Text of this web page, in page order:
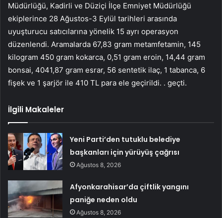
Müdürlüğü, Kadirli ve Düziçi İlçe Emniyet Müdürlüğü
ekiplerince 28 Ağustos-3 Eylül tarihleri ​​arasında
uyuşturucu satıcılarına yönelik 15 ayrı operasyon
düzenlendi. Aramalarda 67,83 gram metamfetamin, 145
kilogram 450 gram kokarca, 0,51 gram eroin, 14,44 gram
bonsai, 4041,87 gram esrar, 56 sentetik ilaç, 1 tabanca, 6
fişek ve 1 şarjör ile 410 TL para ele geçirildi. . geçti.
İlgili Makaleler
Yeni Parti’den tutuklu belediye
başkanları için yürüyüş çağrısı
Ağustos 8, 2026
Afyonkarahisar’da çiftlik yangını
paniğe neden oldu
Ağustos 8, 2026